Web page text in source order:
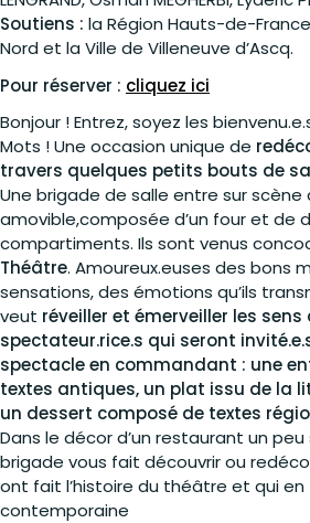
Soutiens : la Région Hauts-de-
Nord et la Ville de Villeneuve d’Ascq.
Pour réserver : cliquez ici
Bonjour ! Entrez, soyez les
Mots ! Une occasion unique de
travers quelques petits bouts de
Une brigade de salle entre sur scène
amovible,composée d’un four et de
compartiments. Ils sont venus
Théâtre. Amoureux.euses des bons
sensations, des émotions qu’ils
veut réveiller et émerveiller les sens
spectateur.rice.s qui seront
spectacle en commandant : une
textes antiques, un plat issu de la
un dessert composé de textes
Dans le décor d’un restaurant un
brigade vous fait découvrir ou
ont fait l’histoire du théâtre et qui
contemporaine